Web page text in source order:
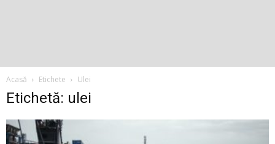
Acasă Etichete Ulei
Etichetă: ulei